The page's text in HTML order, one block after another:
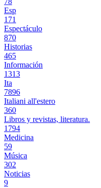
Esp
171
Espectáculo
870
Historias
465
Información
1313
Ita
7896
Italiani all'estero
360
Libros y revistas, literatura.
1794
Medicina
59
Música
302
Noticias
9